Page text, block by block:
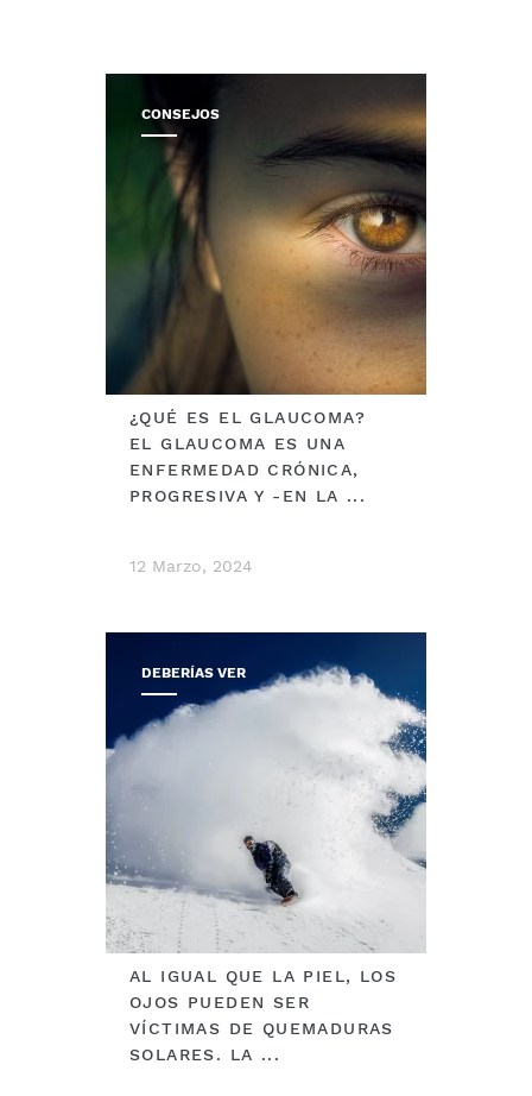
CONSEJOS
¿QUÉ ES EL GLAUCOMA?
EL GLAUCOMA ES UNA
ENFERMEDAD CRÓNICA,
PROGRESIVA Y -EN LA ...
12 Marzo, 2024
DEBERÍAS VER
AL IGUAL QUE LA PIEL, LOS
OJOS PUEDEN SER
VÍCTIMAS DE QUEMADURAS
SOLARES. LA ...